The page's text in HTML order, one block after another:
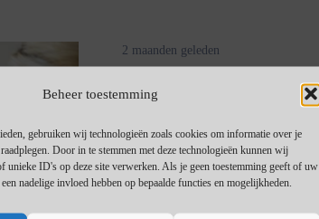
Beheer toestemming
gebruiken wij technologieën zoals cookies om informatie over je
Door in te stemmen met deze technologieën kunnen wij
unieke ID's op deze site verwerken. Als je geen toestemming geeft of uw
nadelige invloed hebben op bepaalde functies en mogelijkheden.
2 maanden geleden
Jurist erfrecht
Wil jij als jurist erfrecht niet alleen
adviseren, maar écht de regie voeren
(complexe) nalatenschappen? Werk je